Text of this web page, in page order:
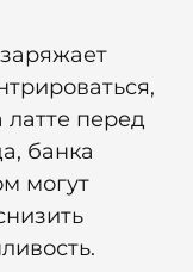
перед
банка
могут